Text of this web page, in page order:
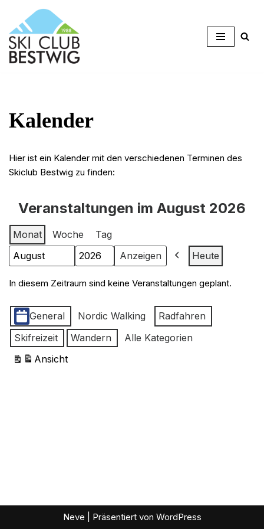
Zum
Inhalt
springen
Kalender
Hier ist ein Kalender mit den verschiedenen Terminen des
Skiclub Bestwig zu finden:
Veranstaltungen im August 2026
Monat Woche Tag
Monat
Jahr Zurück
Heute
In diesem Zeitraum sind keine Veranstaltungen geplant.
Kategorien
General Nordic Walking
Radfahren
Skifreizeit
Wandern
Alle Kategorien
Ansicht
ausdrucken
Neve | Präsentiert von WordPress